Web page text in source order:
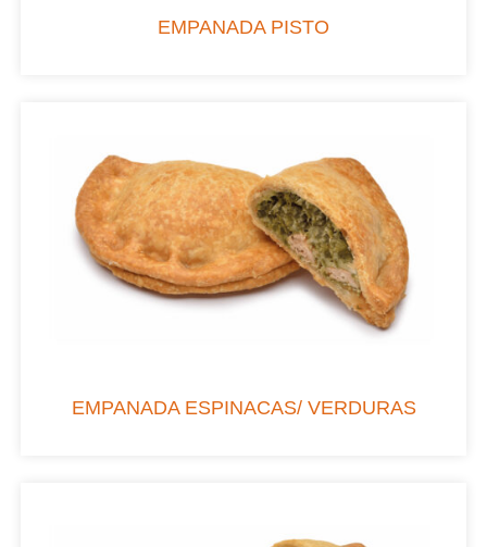
EMPANADA PISTO
EMPANADA ESPINACAS/ VERDURAS